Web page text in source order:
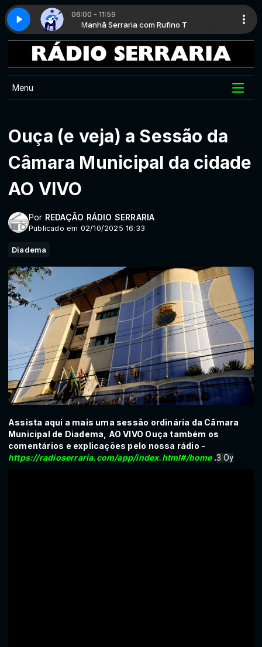
06:00 - 11:59
T Manhã Serraria com Rufino T
5 Clássicos da MPB - Parte 5
Menu
Ouça (e veja) a Sessão da
Câmara Municipal da cidade
AO VIVO
Por REDAÇÃO RÁDIO SERRARIA
Publicado em 02/10/2025 16:33
Diadema
Assista aqui a mais uma sessão ordinária da Câmara
Municipal de Diadema, AO VIVO Ouça também os
comentários e explicações pelo nossa rádio -
https://radioserraria.com/app/index.html#/home.3 Oy